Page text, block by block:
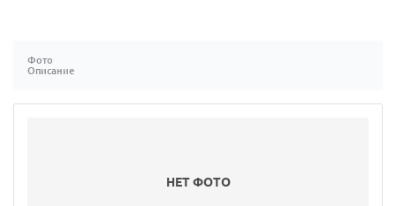
Фото
Описание
НЕТ ФОТО